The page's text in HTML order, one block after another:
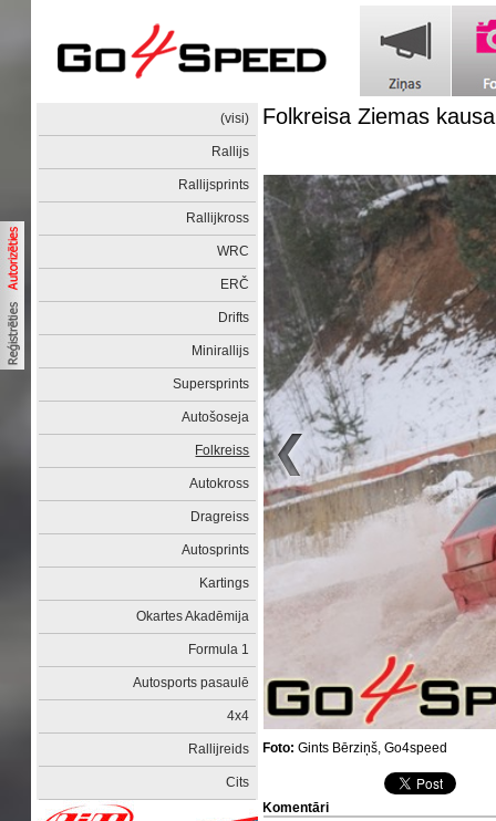
(visi)
Rallijs
Rallijsprints
Rallijkross
WRC
ERČ
Drifts
Minirallijs
Supersprints
Autošoseja
Folkreiss
Autokross
Dragreiss
Autosprints
Kartings
Okartes Akadēmija
Formula 1
Autosports pasaulē
4x4
Rallijreids
Cits
Folkreisa Ziemas
Foto: Gints Bērziņš, Go4speed
Komentāri